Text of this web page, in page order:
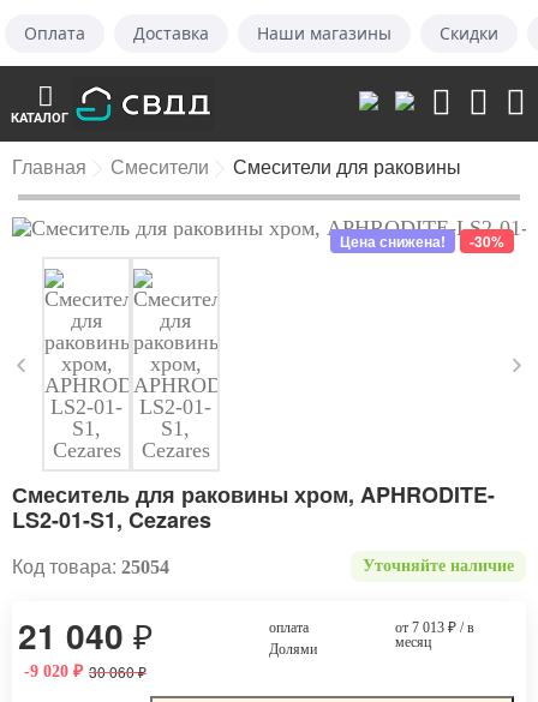
Оплата Доставка Наши магазины Скидки
КАТАЛОГ
Главная Смесители Смесители для раковины
Цена снижена! -30%
Смеситель для раковины хром, APHRODITE-
LS2-01-S1, Cezares
Код товара: 25054 Уточняйте наличие
21 040 ₽
-9 020 ₽ 30 060₽
оплата
Долями
от 7 013 ₽/ в
месяц